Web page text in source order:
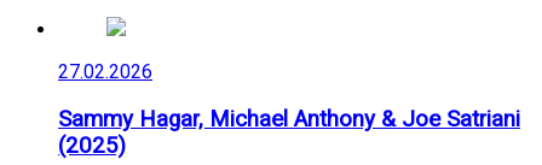
27.02.2026
Sammy Hagar, Michael Anthony & Joe Satriani
(2025)